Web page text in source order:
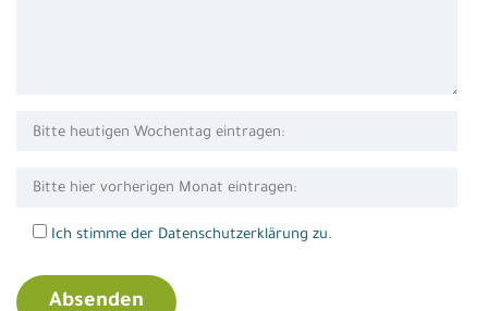
Ich stimme der Datenschutzerklärung zu.